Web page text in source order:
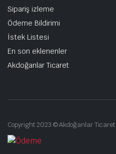
Sipariş izleme
Ödeme Bildirimi
İstek Listesi
En son eklenenler
Akdoğanlar Ticaret
Copyright 2023 © Akdoğanlar Ticaret